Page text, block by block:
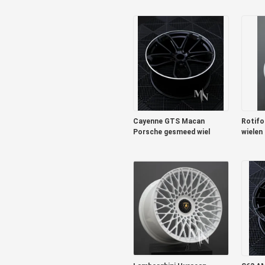
te koop
Cayenne GTS Macan
Porsche gesmeed wiel
wielen